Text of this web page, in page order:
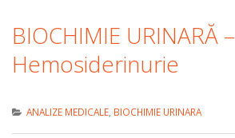
BIOCHIMIE URINARĂ –
Hemosiderinurie
ANALIZE MEDICALE, BIOCHIMIE URINARA